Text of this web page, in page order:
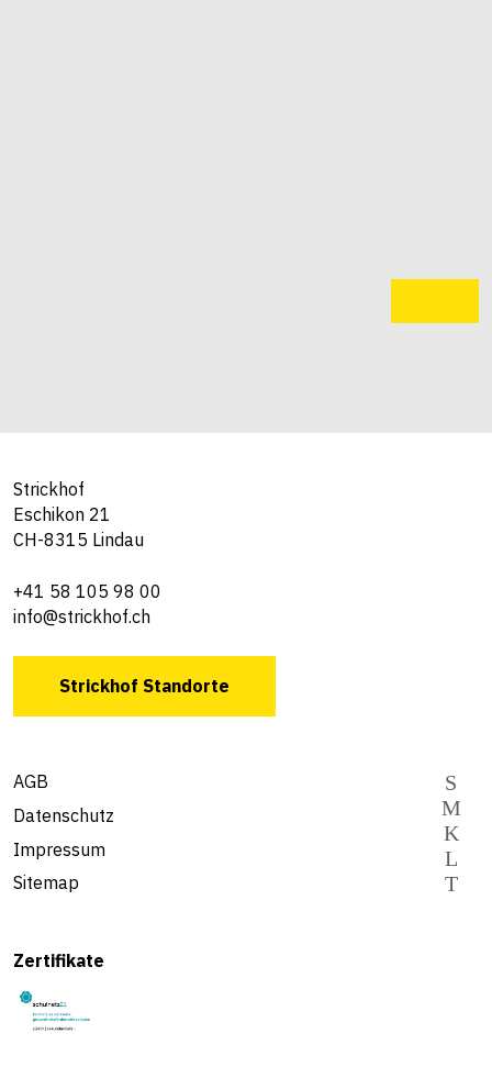
Strickhof
Eschikon 21
CH-8315 Lindau
+41 58 105 98 00
info@strickhof.ch
Strickhof Standorte
AGB
Datenschutz
Impressum
Sitemap
Zertifikate